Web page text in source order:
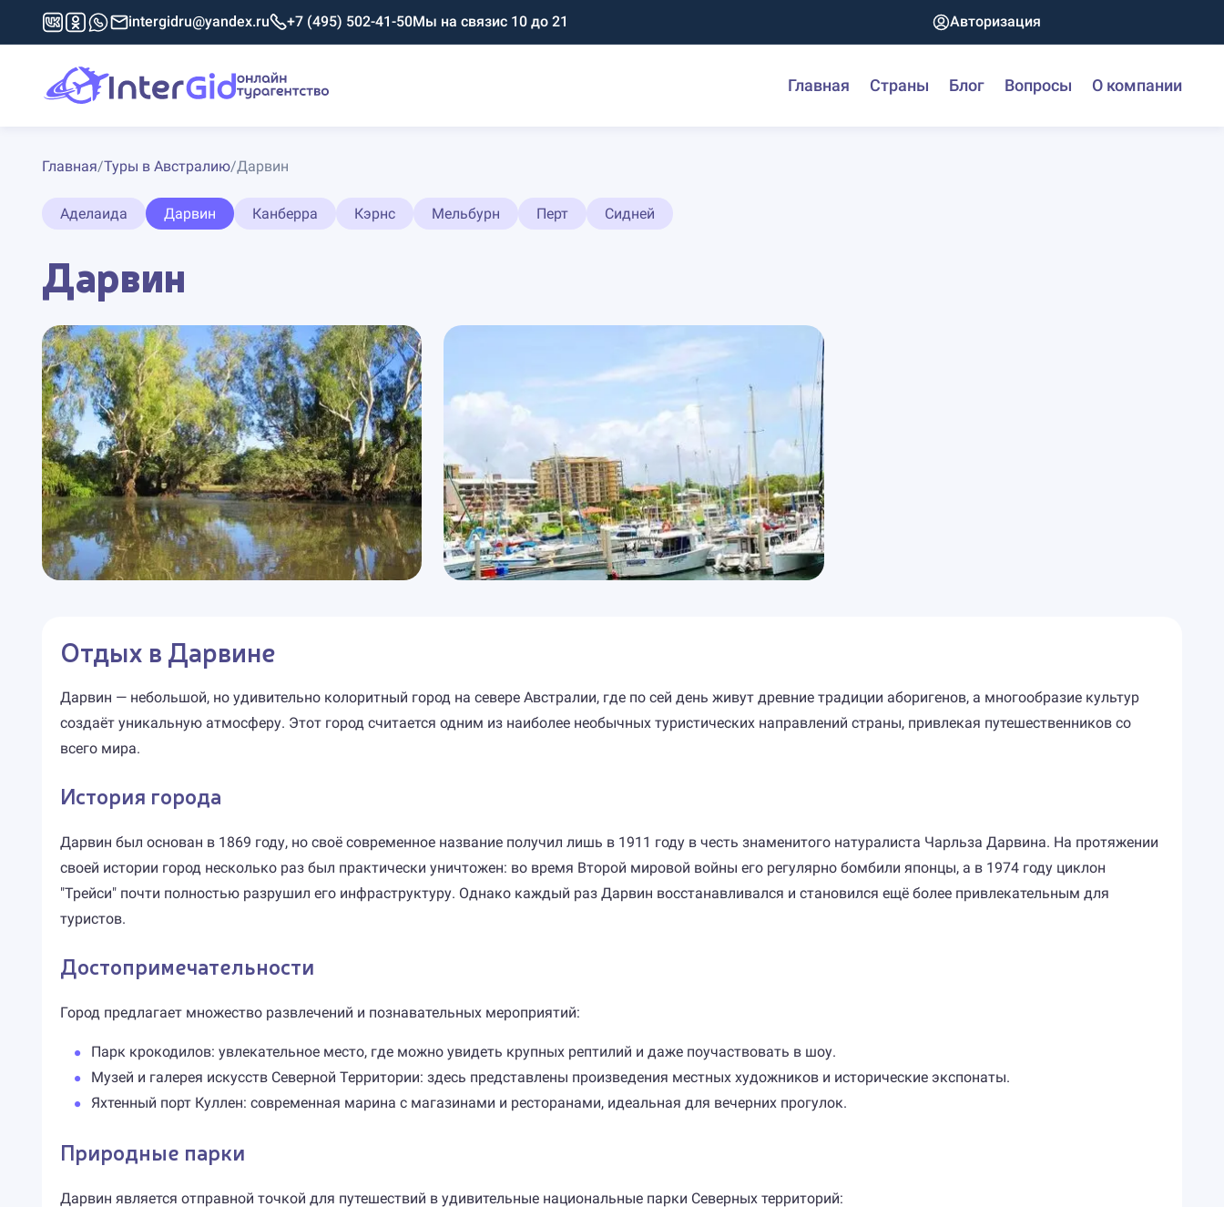
intergidru@yandex.ru +7 (495) 502-41-50Мы на связис 10 до 21 Авторизация
Главная Страны Блог Вопросы О компании
Главная/Туры в Австралию/Дарвин
Аделаида Дарвин Канберра Кэрнс Мельбурн Перт Сидней
Дарвин
Отдых в Дарвине
Дарвин — небольшой, но удивительно колоритный город на севере Австралии, где по сей день живут древние традиции аборигенов, а многообразие культур
создаёт уникальную атмосферу. Этот город считается одним из наиболее необычных туристических направлений страны, привлекая путешественников со
всего мира.
История города
Дарвин был основан в 1869 году, но своё современное название получил лишь в 1911 году в честь знаменитого натуралиста Чарльза Дарвина. На протяжении
своей истории город несколько раз был практически уничтожен: во время Второй мировой войны его регулярно бомбили японцы, а в 1974 году циклон
"Трейси" почти полностью разрушил его инфраструктуру. Однако каждый раз Дарвин восстанавливался и становился ещё более привлекательным для
туристов.
Достопримечательности
Город предлагает множество развлечений и познавательных мероприятий:
Парк крокодилов: увлекательное место, где можно увидеть крупных рептилий и даже поучаствовать в шоу.
Музей и галерея искусств Северной Территории: здесь представлены произведения местных художников и исторические экспонаты.
Яхтенный порт Куллен: современная марина с магазинами и ресторанами, идеальная для вечерних прогулок.
Природные парки
Дарвин является отправной точкой для путешествий в удивительные национальные парки Северных территорий: